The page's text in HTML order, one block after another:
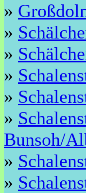
»
»
»
»
»
»
Bunsoh/
»
»